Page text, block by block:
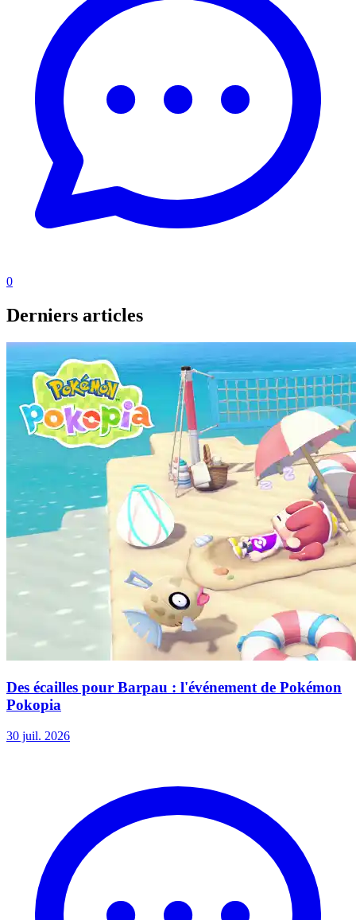
0
Derniers articles
Des écailles pour Barpau : l'événement de Pokémon
Pokopia
30 juil. 2026